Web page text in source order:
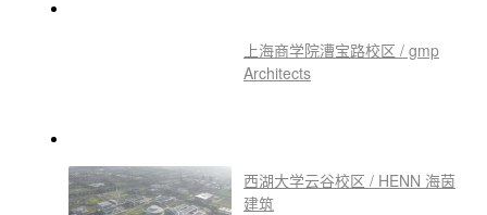
上海商学院漕宝路校区 / gmp
Architects
西湖大学云谷校区 / HENN 海茵
建筑